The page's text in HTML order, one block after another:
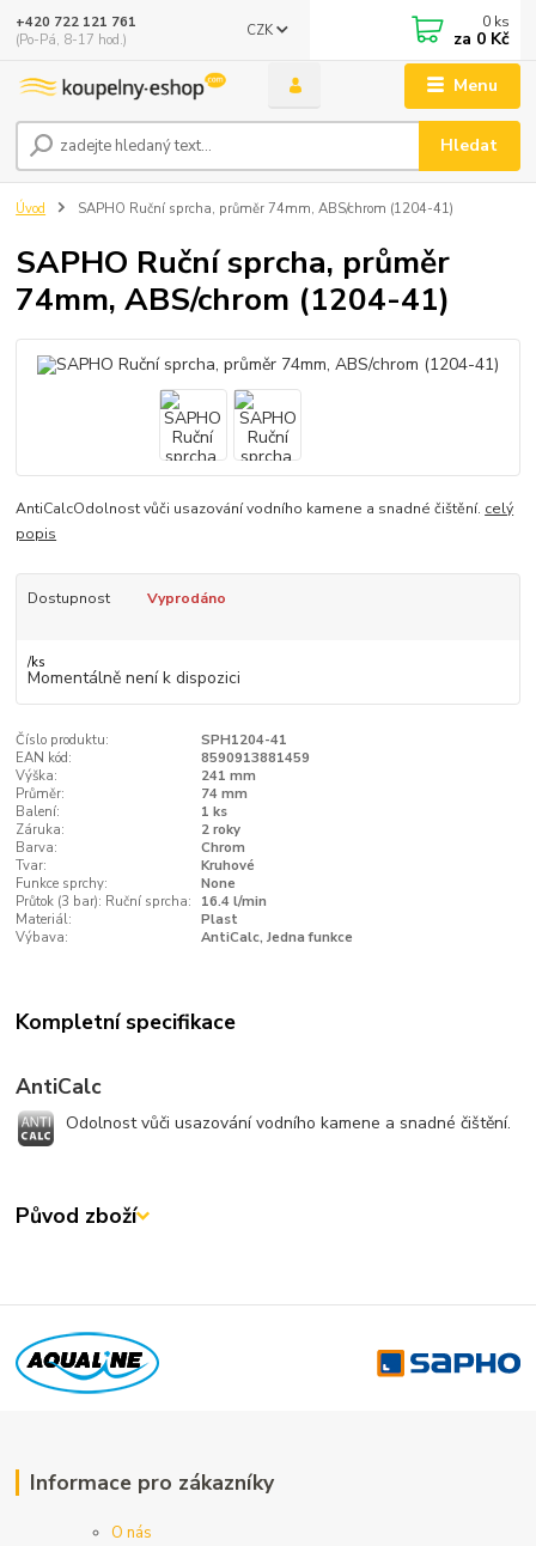
Menu
CZK
Hledat
+420 722 121 761
(Po-Pá, 8-17 hod.)
0 ks
za 0 Kč
Úvod SAPHO Ruční sprcha, průměr 74mm, ABS/chrom (1204-41)
SAPHO Ruční sprcha, průměr
74mm, ABS/chrom (1204-41)
AntiCalcOdolnost vůči usazování vodního kamene a snadné čištění. celý
popis
Dostupnost Vyprodáno
/ks
Momentálně není k dispozici
Číslo produktu:
SPH1204-41
EAN kód:
8590913881459
Výška:
241 mm
Průměr:
74 mm
Balení:
1 ks
Záruka:
2 roky
Barva:
Chrom
Tvar:
Kruhové
Funkce sprchy:
None
Průtok (3 bar): Ruční sprcha:
16.4 l/min
Materiál:
Plast
Výbava:
AntiCalc, Jedna funkce
Kompletní specifikace
AntiCalc
Odolnost vůči usazování vodního kamene a snadné čištění.
Původ zboží
Informace pro zákazníky
O nás